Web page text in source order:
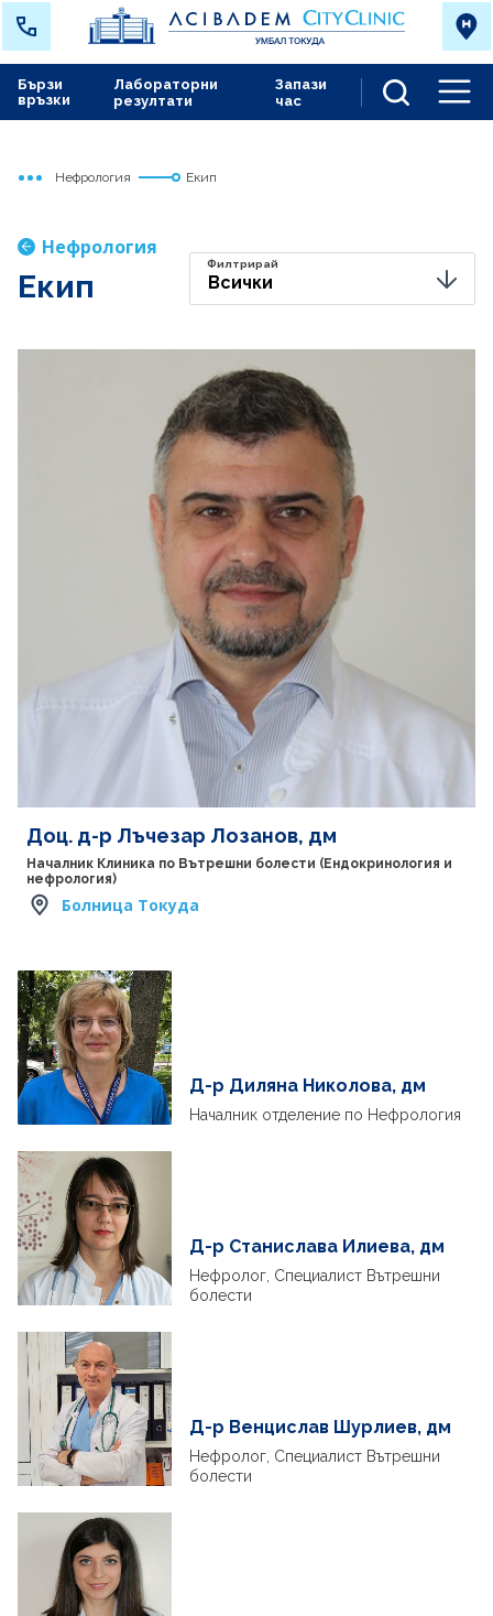
Лабораторни
резултати
Запази
час
Бързи
връзки
Начало
Токуда
Медицински дейности
Нефрология Екип
Нефрология
Екип
Филтрирай
Доц. д-р Лъчезар Лозанов, дм
Началник Клиника по Вътрешни болести (Ендокринология и
нефрология)
Болница Токуда
Д-р Диляна Николова, дм
Началник отделение по Нефрология
Д-р Станислава Илиева, дм
Нефролог, Специалист Вътрешни
болести
Д-р Венцислав Шурлиев, дм
Нефролог, Специалист Вътрешни
болести